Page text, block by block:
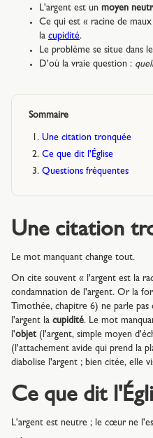
L'argent est un moyen
Ce qui est « racine de
la cupidité.
Le problème se situe dans le
D'où la vraie question :
Sommaire
Une citation tronquée
Ce que dit l'Église
Questions fréquentes
Une citation
Le mot manquant change tout.
On cite souvent « l'argent est la
condamnation de l'argent. Or la
Timothée, chapitre 6) ne parle pas
l'argent la cupidité. Le mot
l'objet(l'argent, simple moyen
(l'attachement avide qui prend la
diabolise l'argent ; bien citée, elle
Ce que dit
L'argent est neutre ; le cœur ne